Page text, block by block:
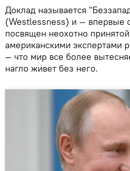
Доклад называется
(Westlessness) и — впервые
посвящен неохотно
американскими экспертами
— что мир все более
нагло живет без него.